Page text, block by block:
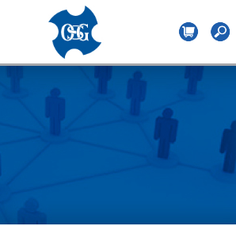
Przejdź
Poland